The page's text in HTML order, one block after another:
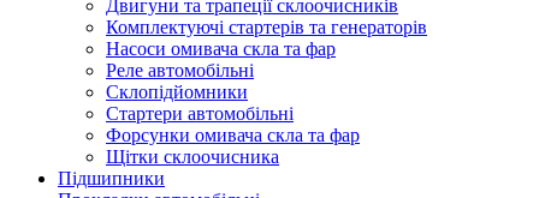
Двигуни та трапеції склоочисників
Комплектуючі стартерів та генераторів
Насоси омивача скла та фар
Реле автомобільні
Склопідйомники
Стартери автомобільні
Форсунки омивача скла та фар
Щітки склоочисника
Підшипники